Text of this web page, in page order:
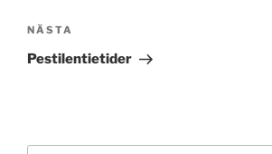
Nästa
inlägg
NÄSTA
Pestilentietider